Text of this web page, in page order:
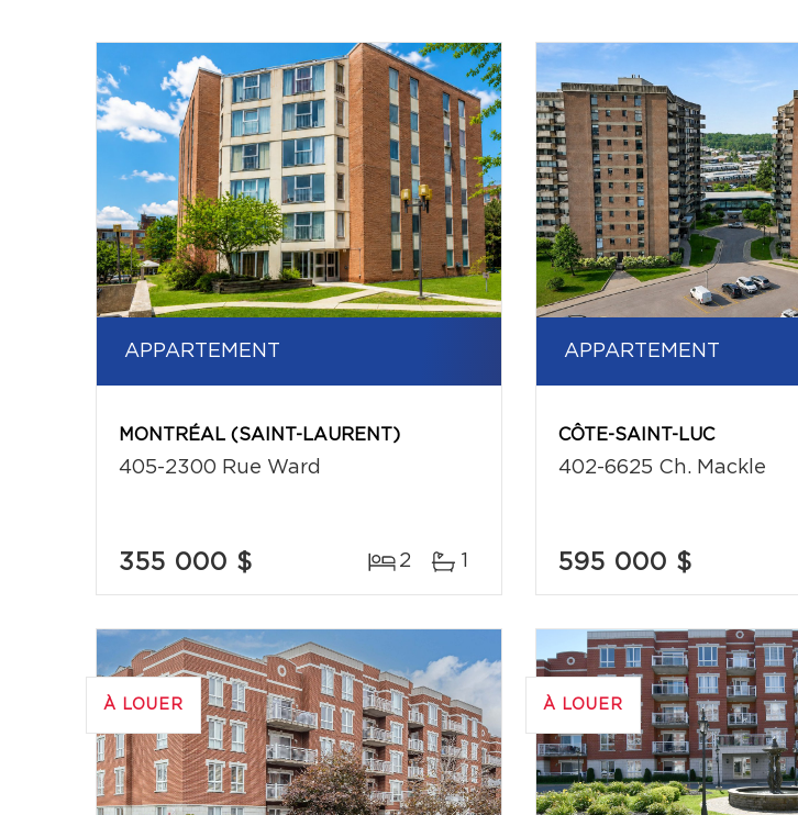
APPARTEMENT
MONTRÉAL (SAINT-LAURENT)
405-2300 Rue Ward
355 000 $ 2 1
APPARTEMENT
CÔTE-SAINT-LUC
402-6625 Ch. Mackle
595 000 $
À LOUER À LOUER